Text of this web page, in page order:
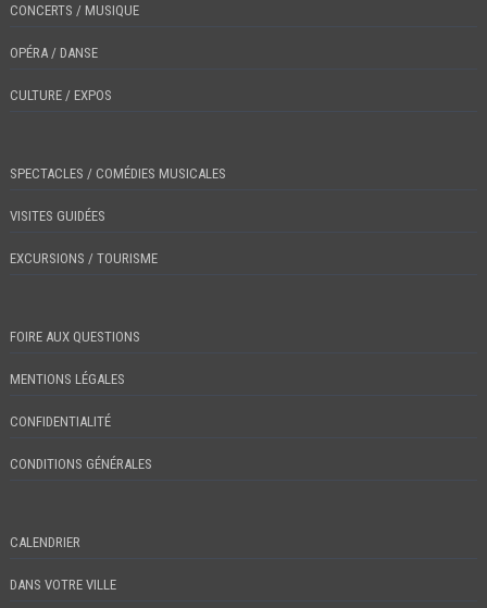
CONCERTS / MUSIQUE
OPÉRA / DANSE
CULTURE / EXPOS
SPECTACLES / COMÉDIES MUSICALES
VISITES GUIDÉES
EXCURSIONS / TOURISME
FOIRE AUX QUESTIONS
MENTIONS LÉGALES
CONFIDENTIALITÉ
CONDITIONS GÉNÉRALES
CALENDRIER
DANS VOTRE VILLE